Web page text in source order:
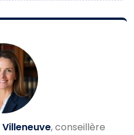
, conseillère